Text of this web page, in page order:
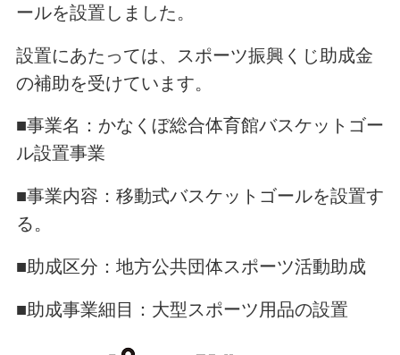
ールを設置しました。
設置にあたっては、スポーツ振興くじ助成金
の補助を受けています。
■事業名：かなくぼ総合体育館バスケットゴー
ル設置事業
■事業内容：移動式バスケットゴールを設置す
る。
■助成区分：地方公共団体スポーツ活動助成
■助成事業細目：大型スポーツ用品の設置